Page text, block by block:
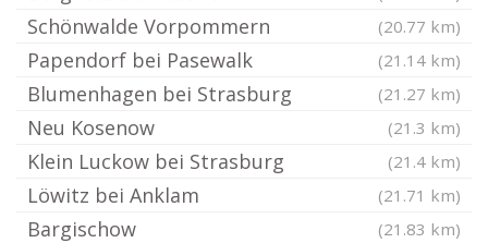
Schönwalde Vorpommern (20.77 km)
Papendorf bei Pasewalk (21.14 km)
Blumenhagen bei Strasburg (21.27 km)
Neu Kosenow (21.3 km)
Klein Luckow bei Strasburg (21.4 km)
Löwitz bei Anklam (21.71 km)
Bargischow (21.83 km)